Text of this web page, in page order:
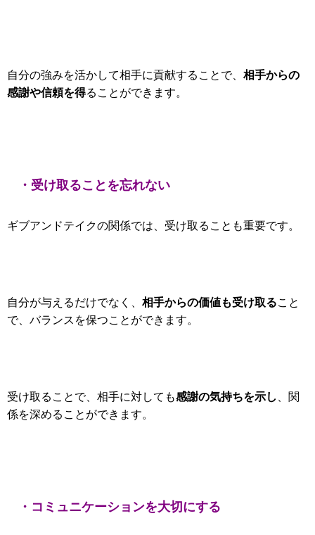
自分の強みを活かして相手に貢献することで、 相手からの
感謝や信頼を得ることができます。
・受け取ることを忘れない
ギブアンドテイクの関係では、受け取ることも重要です。
自分が与えるだけでなく、 相手からの価値も受け取ること
で、バランスを保つことができます。
受け取ることで、相手に対しても感謝の気持ちを示し 、関
係を深めることができます。
・コミュニケーションを大切にする